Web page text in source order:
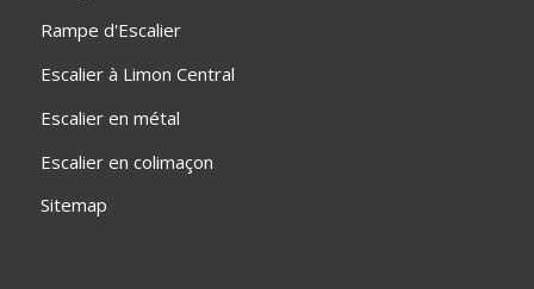
Rampe d'Escalier
Escalier à Limon Central
Escalier en métal
Escalier en colimaçon
Sitemap